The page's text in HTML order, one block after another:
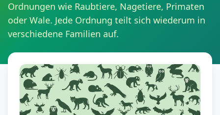
Ordnungen wie Raubtiere, Nagetiere, Primaten
oder Wale. Jede Ordnung teilt sich wiederum in
verschiedene Familien auf.